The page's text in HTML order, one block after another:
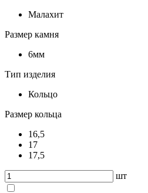
Малахит
Размер камня
6мм
Тип изделия
Кольцо
Размер кольца
16,5
17
17,5
шт